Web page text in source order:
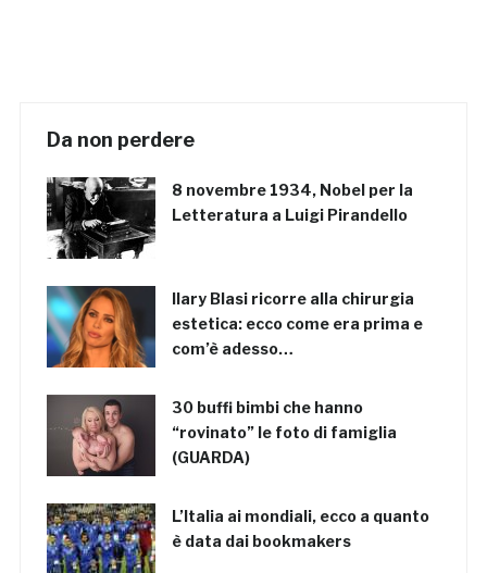
Da non perdere
8 novembre 1934, Nobel per la
Letteratura a Luigi Pirandello
Ilary Blasi ricorre alla chirurgia
estetica: ecco come era prima e
com’è adesso…
30 buffi bimbi che hanno
“rovinato” le foto di famiglia
(GUARDA)
L’Italia ai mondiali, ecco a quanto
è data dai bookmakers